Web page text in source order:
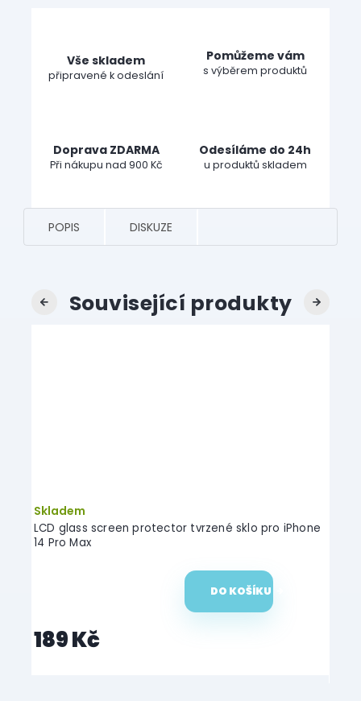
Vše skladem
připravené k odeslání
Pomůžeme vám
s výběrem produktů
Doprava ZDARMA
Při nákupu nad 900 Kč
Odesíláme do 24h
u produktů skladem
POPIS DISKUZE
Související produkty
Previous
LCD glass screen protector tvrzené sklo pro iPhone
14 Pro Max
Skladem
189 Kč
DO KOŠÍKU
Next